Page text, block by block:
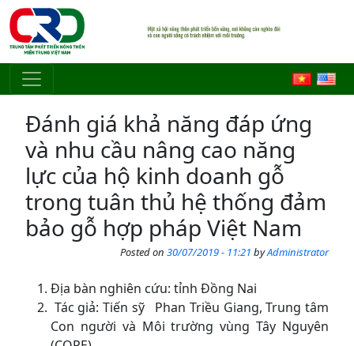
Skip to main content
Đánh giá khả năng đáp ứng
và nhu cầu nâng cao năng
lực của hộ kinh doanh gỗ
trong tuân thủ hệ thống đảm
bảo gỗ hợp pháp Việt Nam
Posted on 30/07/2019 - 11:21 byAdministrator
Địa bàn nghiên cứu: tỉnh Đồng Nai
Tác giả: Tiến sỹ Phan Triều Giang, Trung tâm
Con người và Môi trường vùng Tây Nguyên